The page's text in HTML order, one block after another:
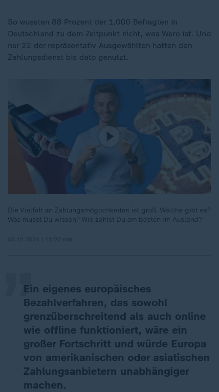
So wussten 88 Prozent der 1.000 Befragten in
Deutschland zu dem Zeitpunkt nicht, was Wero ist. Und
nur 22 der repräsentativ Ausgewählten hatten den
Zahlungsdienst bis dato genutzt.
Die Vielfalt an Zahlungsmöglichkeiten ist groß. Welche gibt es?
Was musst Du wissen? Wie zahlst Du am besten im Ausland?
Ein eigenes europäisches
Bezahlverfahren, das sowohl
grenzüberschreitend als auch online
wie offline funktioniert, wäre ein
großer Fortschritt und würde Europa
von amerikanischen oder asiatischen
Zahlungsanbietern unabhängiger
machen.
„